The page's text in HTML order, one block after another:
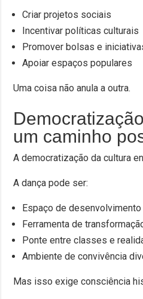
Criar projetos sociais
Incentivar políticas culturais
Promover bolsas e
Apoiar espaços populares
Uma coisa não anula a outra.
um caminho
A democratização da cultura
A dança pode ser:
Espaço de
Ferramenta de
Ponte entre classes e
Ambiente de convivência
Mas isso exige consciência